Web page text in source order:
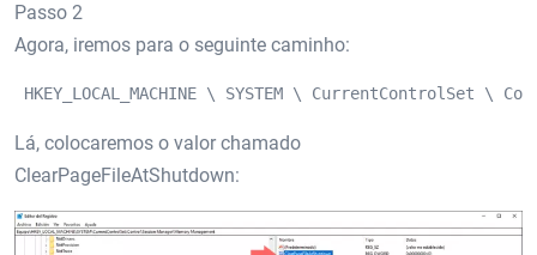
Passo 2
Agora, iremos para o seguinte caminho:
HKEY_LOCAL_MACHINE \ SYSTEM \ CurrentControlSet \
Lá, colocaremos o valor chamado
ClearPageFileAtShutdown: